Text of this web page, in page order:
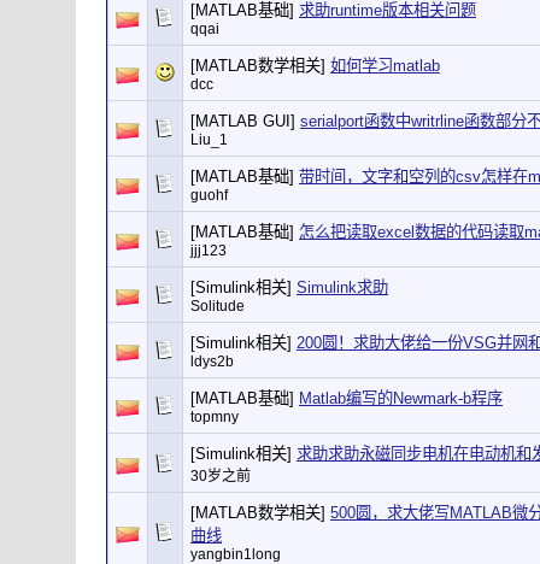
[MATLAB基础] 求助runtime版本相关问题
qqai
[MATLAB数学相关] 如何学习matlab
dcc
[MATLAB GUI] serialport函数中writrline函数部分
Liu_1
[MATLAB基础] 带时间，文字和空列的csv怎样在
guohf
[MATLAB基础] 怎么把读取excel数据的代码读取
jjj123
[Simulink相关] Simulink求助
Solitude
[Simulink相关] 200圆！求助大佬给一份VSG并网
ldys2b
[MATLAB基础] Matlab编写的Newmark-b程序
topmny
[Simulink相关] 求助求助永磁同步电机在电动机和
30岁之前
[MATLAB数学相关] 500圆，求大佬写MATLAB微
曲线
yangbin1long